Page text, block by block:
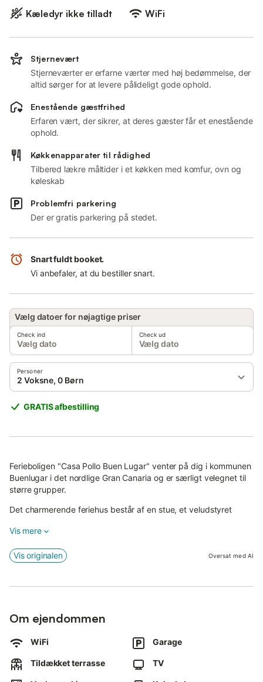
Kæledyr ikke tilladt
WiFi
Stjernevært
Stjerneværter er erfarne værter med høj bedømmelse, der
altid sørger for at levere pålideligt gode ophold.
Enestående gæstfrihed
Erfaren vært, der sikrer, at deres gæster får et enestående
ophold.
Køkkenapparater til rådighed
Tilbered lækre måltider i et køkken med komfur, ovn og
køleskab
Problemfri parkering
Der er gratis parkering på stedet.
Snart fuldt booket.
Vi anbefaler, at du bestiller snart.
Vælg datoer for nøjagtige priser
Check ind
Vælg dato
Check ud
Vælg dato
Personer
2 Voksne, 0 Børn
GRATIS afbestilling
Ferieboligen "Casa Pollo Buen Lugar" venter på dig i kommunen
Buenlugar i det nordlige Gran Canaria og er særligt velegnet til
større grupper.
Det charmerende feriehus består af en stue, et veludstyret
personer.
Yderligere faciliteter inkluderer et fjernsyn.
siddeområde, som tilbyder plads nok til spændende spilaftener i
Meget tæt på boligen (220m) ligger udsigtspunktet "Barranco
de Azuaje", som byder på en imponerende udsigt over den
navngivne kløft. Området med sine stejle klipper, varierede
vegetation og små vandløb er et beskyttet naturreservat og er
også meget populært blandt vandrere.
Vis mere
Vis originalen Oversat med AI
Om ejendommen
WiFi Garage
Tildækket terrasse TV